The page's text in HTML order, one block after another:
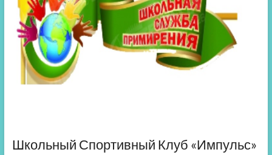
Школьный Спортивный Клуб «Импульс»